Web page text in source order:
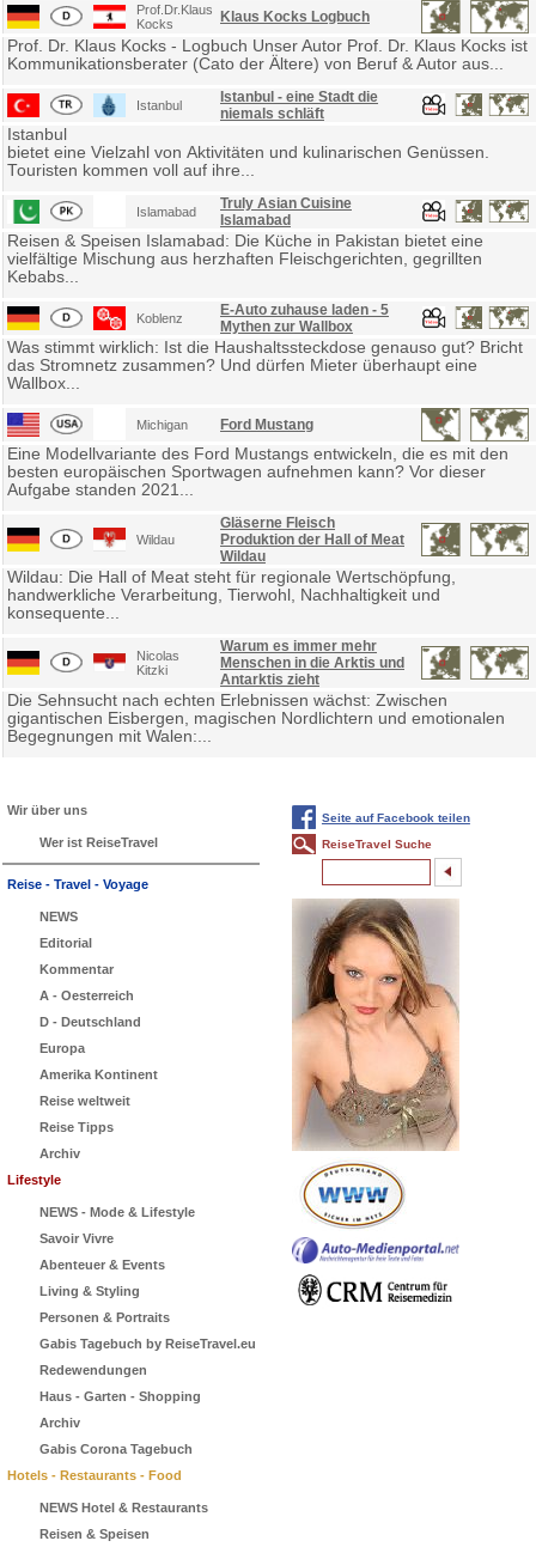
Prof.Dr.Klaus
Kocks
Klaus Kocks Logbuch
Prof. Dr. Klaus Kocks - Logbuch Unser Autor Prof. Dr. Klaus Kocks ist
Kommunikationsberater (Cato der Ältere) von Beruf & Autor aus...
Istanbul
Istanbul - eine Stadt die
niemals schläft
Istanbul
bietet eine Vielzahl von Aktivitäten und kulinarischen Genüssen.
Touristen kommen voll auf ihre...
Islamabad
Truly Asian Cuisine
Islamabad
Reisen & Speisen Islamabad: Die Küche in Pakistan bietet eine
vielfältige Mischung aus herzhaften Fleischgerichten, gegrillten
Kebabs...
Koblenz
E-Auto zuhause laden - 5
Mythen zur Wallbox
Was stimmt wirklich: Ist die Haushaltssteckdose genauso gut? Bricht
das Stromnetz zusammen? Und dürfen Mieter überhaupt eine
Wallbox...
Michigan Ford Mustang
Eine Modellvariante des Ford Mustangs entwickeln, die es mit den
besten europäischen Sportwagen aufnehmen kann? Vor dieser
Aufgabe standen 2021...
Wildau
Gläserne Fleisch
Produktion der Hall of Meat
Wildau
Wildau: Die Hall of Meat steht für regionale Wertschöpfung,
handwerkliche Verarbeitung, Tierwohl, Nachhaltigkeit und
konsequente...
Nicolas
Kitzki
Warum es immer mehr
Menschen in die Arktis und
Antarktis zieht
Die Sehnsucht nach echten Erlebnissen wächst: Zwischen
gigantischen Eisbergen, magischen Nordlichtern und emotionalen
Begegnungen mit Walen:...
Wir über uns
Wer ist ReiseTravel
Reise - Travel - Voyage
NEWS
Editorial
Kommentar
A - Oesterreich
D - Deutschland
Europa
Amerika Kontinent
Reise weltweit
Reise Tipps
Archiv
Lifestyle
NEWS - Mode & Lifestyle
Savoir Vivre
Abenteuer & Events
Living & Styling
Personen & Portraits
Gabis Tagebuch by ReiseTravel.eu
Redewendungen
Haus - Garten - Shopping
Archiv
Gabis Corona Tagebuch
Hotels - Restaurants - Food
NEWS Hotel & Restaurants
Reisen & Speisen
Seite auf Facebook teilen
ReiseTravel Suche